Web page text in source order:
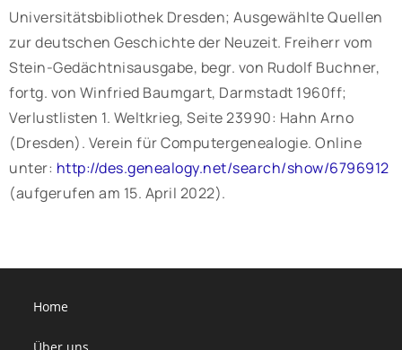
Universitätsbibliothek Dresden; Ausgewählte Quellen
zur deutschen Geschichte der Neuzeit. Freiherr vom
Stein-Gedächtnisausgabe, begr. von Rudolf Buchner,
fortg. von Winfried Baumgart, Darmstadt 1960ff;
Verlustlisten 1. Weltkrieg, Seite 23990: Hahn Arno
(Dresden). Verein für Computergenealogie. Online
unter: http://des.genealogy.net/search/show/6796912
(aufgerufen am 15. April 2022).
Home